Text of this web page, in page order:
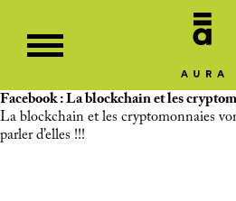
Facebook : La blockchain et les
La blockchain et les cryptomonnaies
parler d’elles !!!